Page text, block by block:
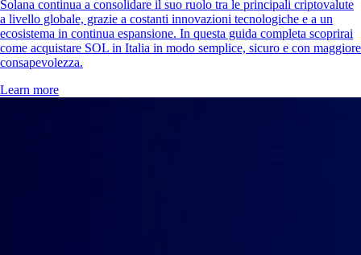
Solana continua a consolidare il suo ruolo tra le principali criptovalute
a livello globale, grazie a costanti innovazioni tecnologiche e a un
ecosistema in continua espansione. In questa guida completa scoprirai
come acquistare SOL in Italia in modo semplice, sicuro e con maggiore
consapevolezza.
Learn more